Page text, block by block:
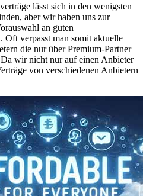
lässt sich in den wenigsten
aber wir haben uns zur
an guten
verpasst man somit aktuelle
die nur über Premium-Partner
wir nicht nur auf einen Anbieter
von verschiedenen Anbietern